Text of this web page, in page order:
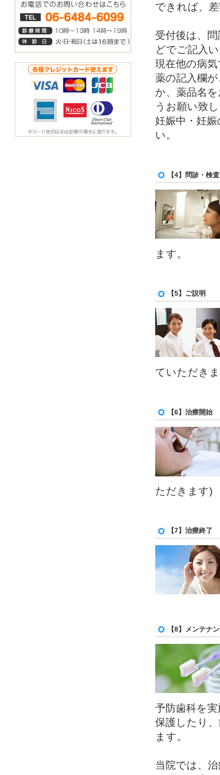
できれば、
受付後は、
どでご記入
現在他の病
薬の記入欄
か、薬品名
うお願い致
妊娠中・妊
い。
【4】問診・検査
ます。
【5】ご説明
ていただき
【6】治療開始
ただきます)
【7】治療終了
【8】メンテナ
予防歯科を
保護したり
ます。
当院では、